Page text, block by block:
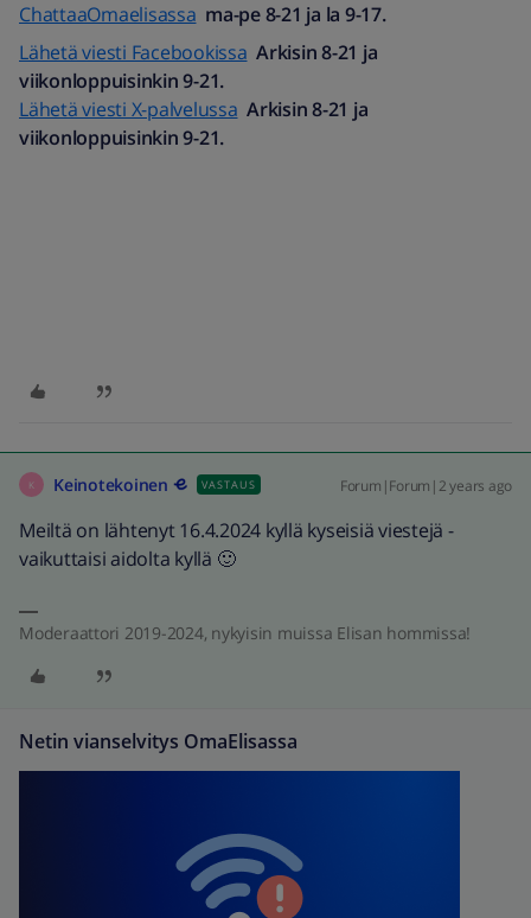
ChattaaOmaelisassa ma-pe 8-21 ja la 9-17.
Lähetä viesti Facebookissa Arkisin 8-21 ja
viikonloppuisinkin 9-21.
Lähetä viesti X-palvelussa Arkisin 8-21 ja
viikonloppuisinkin 9-21.
K Keinotekoinen VASTAUS Forum|Forum|2 years ago
Meiltä on lähtenyt 16.4.2024 kyllä kyseisiä viestejä -
vaikuttaisi aidolta kyllä 🙂
Moderaattori 2019-2024, nykyisin muissa Elisan hommissa!
Netin vianselvitys OmaElisassa